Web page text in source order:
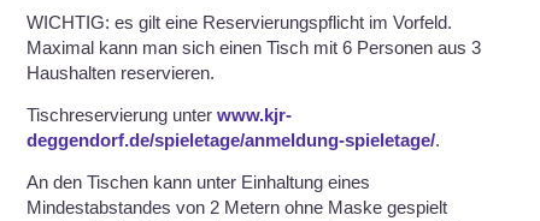
WICHTIG: es gilt eine Reservierungspflicht im Vorfeld.
Maximal kann man sich einen Tisch mit 6 Personen aus 3
Haushalten reservieren.
Tischreservierung unter www.kjr-
deggendorf.de/spieletage/anmeldung-spieletage/.
An den Tischen kann unter Einhaltung eines
Mindestabstandes von 2 Metern ohne Maske gespielt